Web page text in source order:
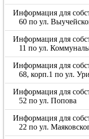
Информация для
60 по ул.
Информация для
11 по ул.
Информация для
68, корп.1 по ул.
Информация для
52 по ул. Попова
Информация для
22 по ул.